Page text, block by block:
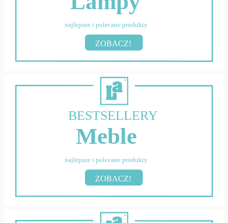
najlepsze i polecane produkty
ZOBACZ!
BESTSELLERY
Meble
najlepsze i polecane produkty
ZOBACZ!